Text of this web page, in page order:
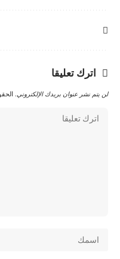
اترك تعليقا
لن يتم نشر عنوان بريدك الإلكتروني.